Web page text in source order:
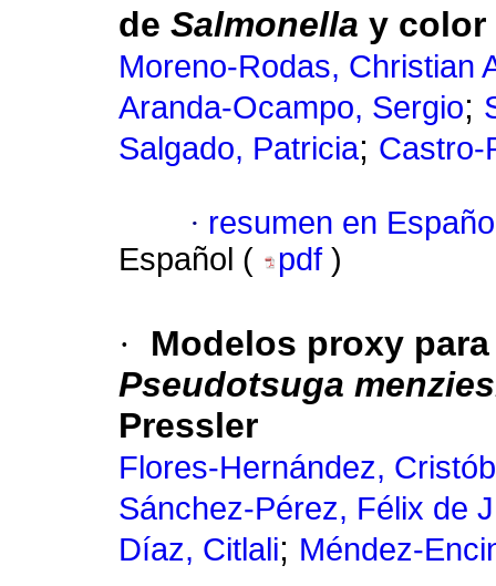
de Salmonella y color
Moreno-Rodas, Christian
Aranda-Ocampo, Sergio;
Salgado, Patricia; Castro-
· resumen en
Español (
pdf )
·
Modelos proxy
Pseudotsuga
Pressler
Flores-Hernández,
Sánchez-Pérez, Félix de
Díaz, Citlali; Méndez-